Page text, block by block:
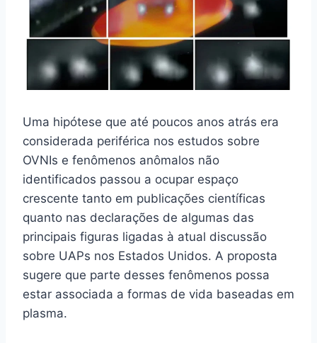
Uma hipótese que até poucos anos atrás era
considerada periférica nos estudos sobre
OVNIs e fenômenos anômalos não
identificados passou a ocupar espaço
crescente tanto em publicações científicas
quanto nas declarações de algumas das
principais figuras ligadas à atual discussão
sobre UAPs nos Estados Unidos. A proposta
sugere que parte desses fenômenos possa
estar associada a formas de vida baseadas em
plasma.